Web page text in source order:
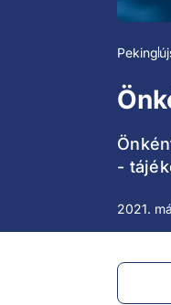
Peking
-
2021.